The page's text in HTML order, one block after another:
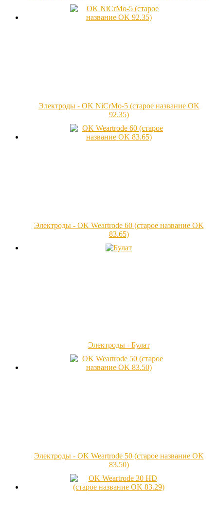
Электроды - OK NiCrMo-5 (старое название OK
92.35)
Электроды - OK Weartrode 60 (старое название OK
83.65)
Электроды - Булат
Электроды - OK Weartrode 50 (старое название OK
83.50)